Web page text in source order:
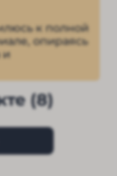
к полной
опираясь
и
(8)